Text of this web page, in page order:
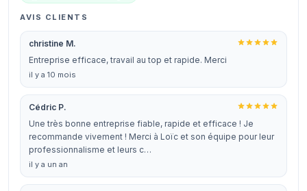
AVIS CLIENTS
christine M.
Entreprise efficace, travail au top et rapide. Merci
il y a 10 mois
Cédric P.
Une très bonne entreprise fiable, rapide et efficace ! Je
recommande vivement ! Merci à Loïc et son équipe pour leur
professionnalisme et leurs c…
il y a un an